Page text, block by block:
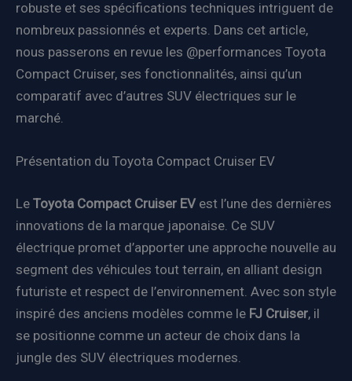
robuste et ses spécifications techniques intriguent de
nombreux passionnés et experts. Dans cet article,
nous passerons en revue les @performances Toyota
Compact Cruiser, ses fonctionnalités, ainsi qu’un
comparatif avec d’autres SUV électriques sur le
marché.
Présentation du Toyota Compact Cruiser EV
Le Toyota Compact Cruiser EV est l’une des dernières
innovations de la marque japonaise. Ce SUV
électrique promet d’apporter une approche nouvelle au
segment des véhicules tout terrain, en alliant design
futuriste et respect de l’environnement. Avec son style
inspiré des anciens modèles comme le FJ Cruiser, il
se positionne comme un acteur de choix dans la
jungle des SUV électriques modernes.